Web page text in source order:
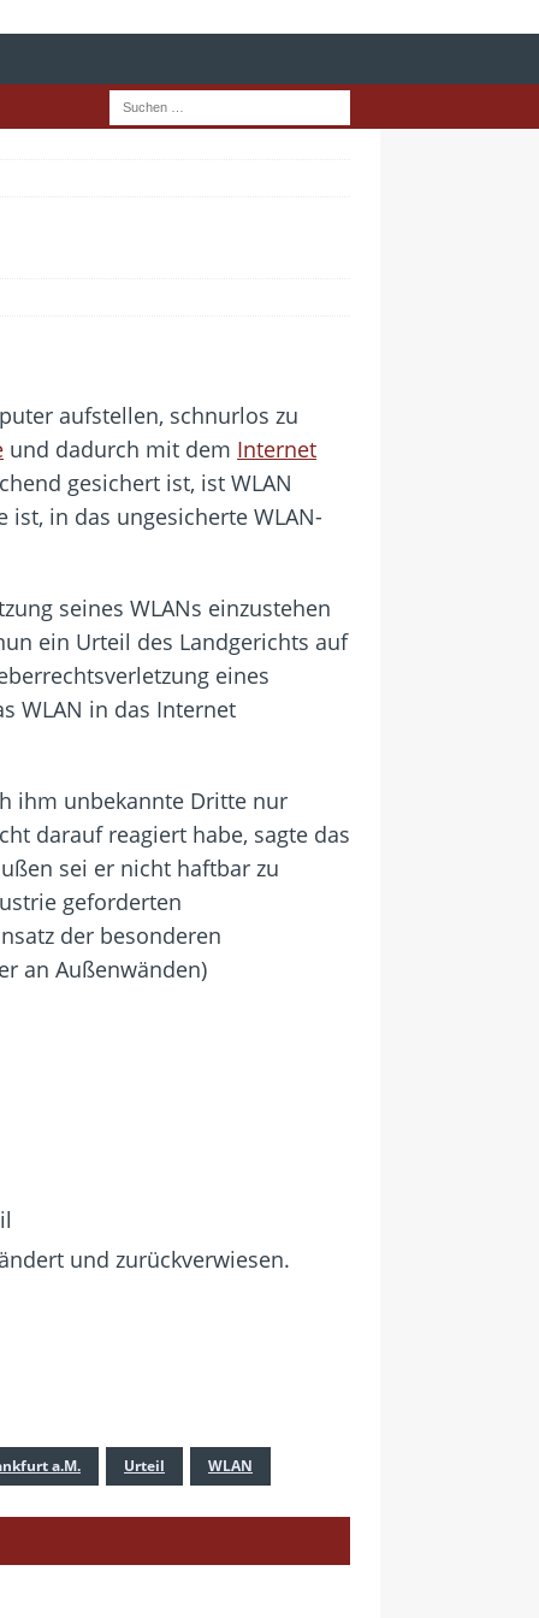
aufstellen, schnurlos zu
und dadurch mit dem Internet
gesichert ist, ist WLAN
in das ungesicherte WLAN-
seines WLANs einzustehen
ein Urteil des Landgerichts auf
eines
WLAN in das Internet
ihm unbekannte Dritte nur
darauf reagiert habe, sagte das
sei er nicht haftbar zu
geforderten
der besonderen
an Außenwänden)
und zurückverwiesen.
a.M. Urteil WLAN